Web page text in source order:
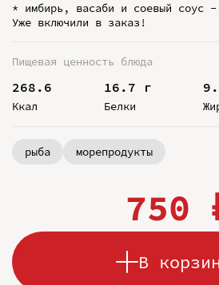
* имбирь, васаби и соевый соус
Уже включили в заказ!
Пищевая ценность блюда
268.6
Ккал
16.7 г
Белки
рыба морепродукты
750
В